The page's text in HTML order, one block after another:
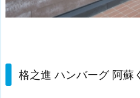
格之進 ハンバーグ 阿蘇